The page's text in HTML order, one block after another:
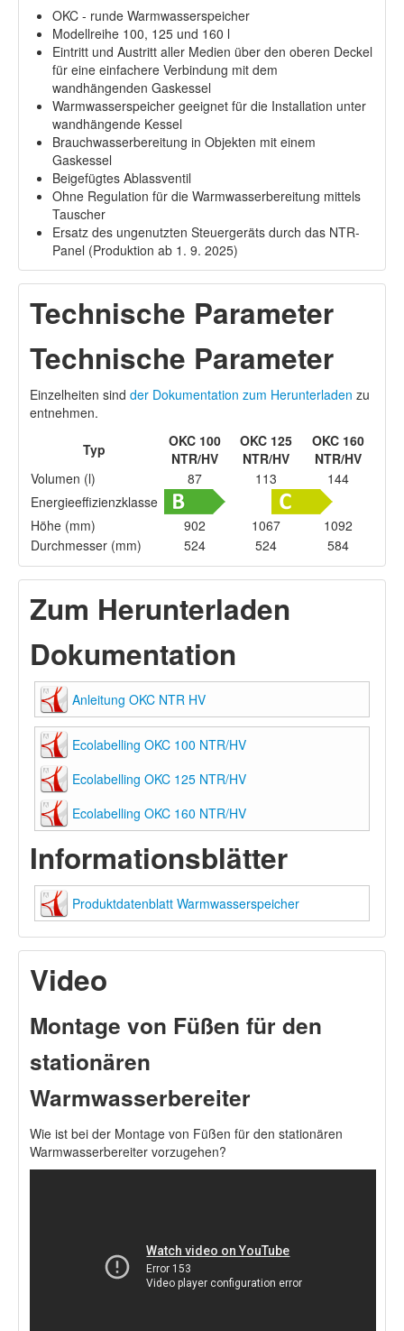
OKC - runde Warmwasserspeicher
Modellreihe 100, 125 und 160 l
Eintritt und Austritt aller Medien über den oberen Deckel
für eine einfachere Verbindung mit dem
wandhängenden Gaskessel
Warmwasserspeicher geeignet für die Installation unter
wandhängende Kessel
Brauchwasserbereitung in Objekten mit einem
Gaskessel
Beigefügtes Ablassventil
Ohne Regulation für die Warmwasserbereitung mittels
Tauscher
Ersatz des ungenutzten Steuergeräts durch das NTR-
Panel (Produktion ab 1. 9. 2025)
Technische Parameter
Technische Parameter
Einzelheiten sind der Dokumentation zum Herunterladen zu
entnehmen.
Typ
OKC 100
NTR/HV
OKC 125
NTR/HV
OKC 160
NTR/HV
Volumen (l)
87 113
144
Energieeffizienzklasse
Höhe (mm)
902 1067
1092
Durchmesser (mm)
524 524 584
Zum Herunterladen
Dokumentation
Anleitung OKC NTR HV
Ecolabelling OKC 100 NTR/HV
Ecolabelling OKC 125 NTR/HV
Ecolabelling OKC 160 NTR/HV
Informationsblätter
Produktdatenblatt Warmwasserspeicher
Video
Montage von Füßen für den
stationären
Warmwasserbereiter
Wie ist bei der Montage von Füßen für den stationären
Warmwasserbereiter vorzugehen?